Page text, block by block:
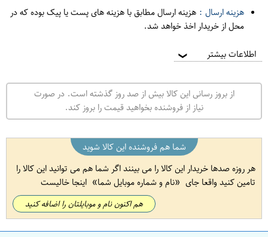
هزینه ارسال : هزینه ارسال مطابق با هزینه های پست یا پیک بوده که در
محل از خریدار اخذ خواهد شد.
اطلاعات بیشتر ❯
از بروز رسانی این کالا بیش از صد روز گذشته است. در صورت
نیاز از فروشنده بخواهید قیمت را بروز کند.
شما هم فروشنده این کالا شوید
هر روزه صدها خریدار این کالا را می بینند اگر شما هم می توانید این کالا را
تامین کنید واقعا جای
نام و شماره موبایل شما اینجا خالیست
هم اکنون نام و موبایلتان را اضافه کنید